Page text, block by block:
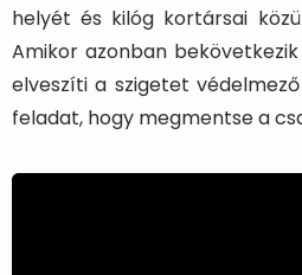
helyét és kilóg kortársai
Amikor azonban
elveszíti a szigetet
feladat, hogy megmentse a